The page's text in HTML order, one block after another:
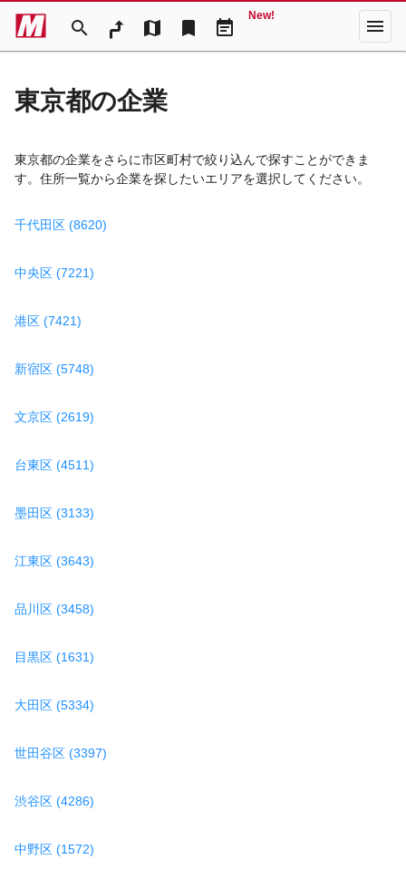
search map bookmark event_note
New! menu
東京都の企業
東京都の企業をさらに市区町村で絞り込んで探すことができま
す。住所一覧から企業を探したいエリアを選択してください。
千代田区 (8620)
中央区 (7221)
港区 (7421)
新宿区 (5748)
文京区 (2619)
台東区 (4511)
墨田区 (3133)
江東区 (3643)
品川区 (3458)
目黒区 (1631)
大田区 (5334)
世田谷区 (3397)
渋谷区 (4286)
中野区 (1572)